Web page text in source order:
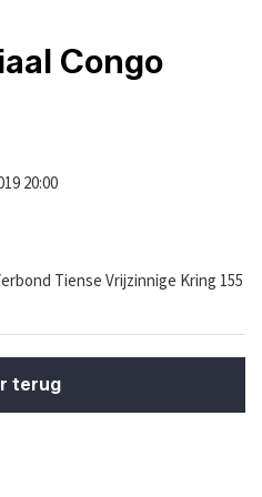
Congo
20:00
Tiense Vrijzinnige Kring 155
terug